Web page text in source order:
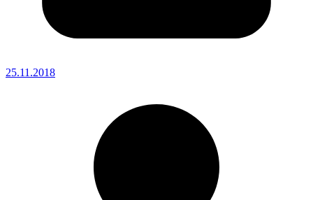
25.11.2018